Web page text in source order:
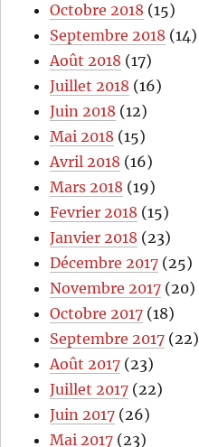
Octobre 2018 (15)
Septembre 2018 (14)
Août 2018 (17)
Juillet 2018 (16)
Juin 2018 (12)
Mai 2018 (15)
Avril 2018 (16)
Mars 2018 (19)
Fevrier 2018 (15)
Janvier 2018 (23)
Décembre 2017 (25)
Novembre 2017 (20)
Octobre 2017 (18)
Septembre 2017 (22)
Août 2017 (23)
Juillet 2017 (22)
Juin 2017 (26)
Mai 2017 (23)